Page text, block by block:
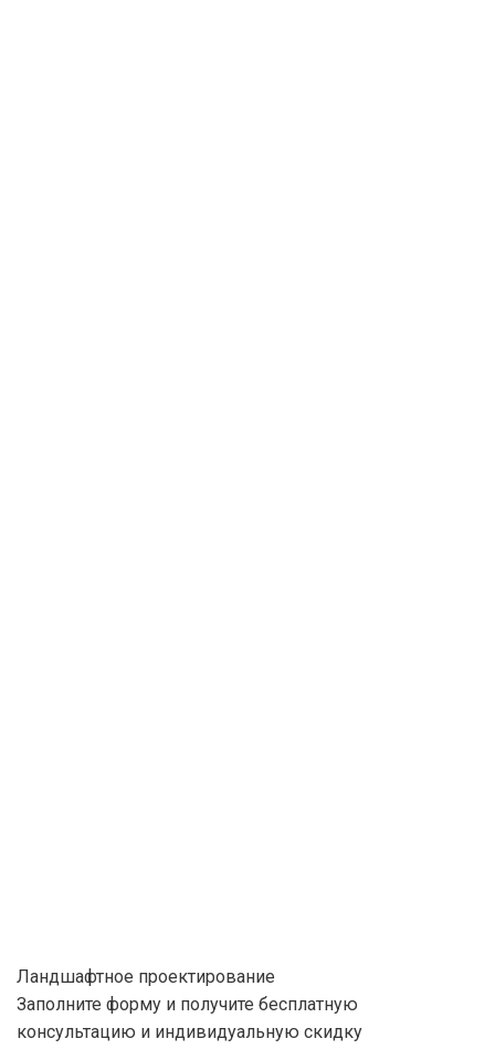
Ландшафтное проектирование
Заполните форму и получите бесплатную
консультацию и индивидуальную скидку